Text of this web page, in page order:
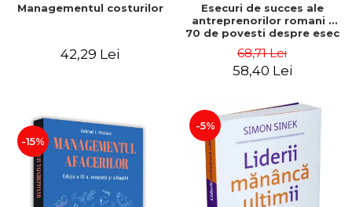
Managementul costurilor
42,29 Lei
Esecuri de succes ale
antreprenorilor romani -
70 de povesti despre esec
68,71 Lei
58,40 Lei
-15%
-5%